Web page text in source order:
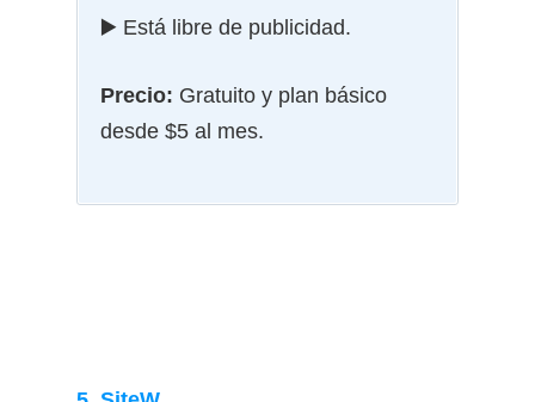
▶️ Está libre de publicidad.
Precio: Gratuito y plan básico
desde $5 al mes.